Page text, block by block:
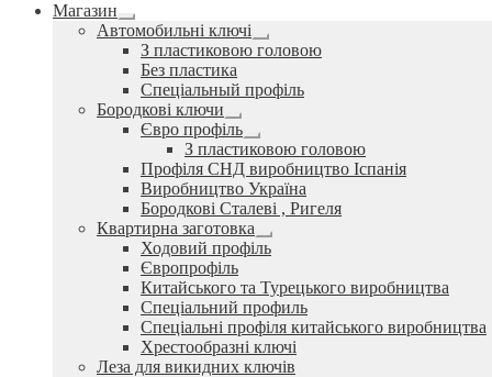
Магазин
Розгорнуте
вкладене
меню
Автомобильні ключі
Розгорнуте
вкладене
З пластиковою головою
Без пластика
Спеціальный профіль
Бородкові ключи
Розгорнуте
вкладене
меню
Євро профіль
Розгорнуте
вкладене
меню
З пластиковою головою
Профіля СНД виробництво Іспанія
Виробництво Україна
Бородкові Сталеві , Ригеля
Квартирна заготовка
Розгорнуте
вкладене
Ходовий профіль
Європрофіль
Китайського та Турецького виробництва
Спеціальний профиль
Спеціальні профіля китайського виробництва
Хрестообразні ключі
Леза для викидних ключів